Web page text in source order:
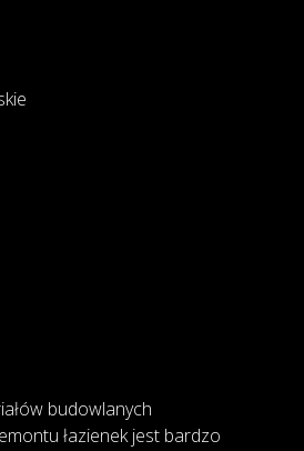
budowlanych
łazienek jest bardzo